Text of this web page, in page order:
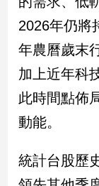
2026年仍將
年農曆歲末
加上近年科
此時間點佈
動能。
統計台股歷